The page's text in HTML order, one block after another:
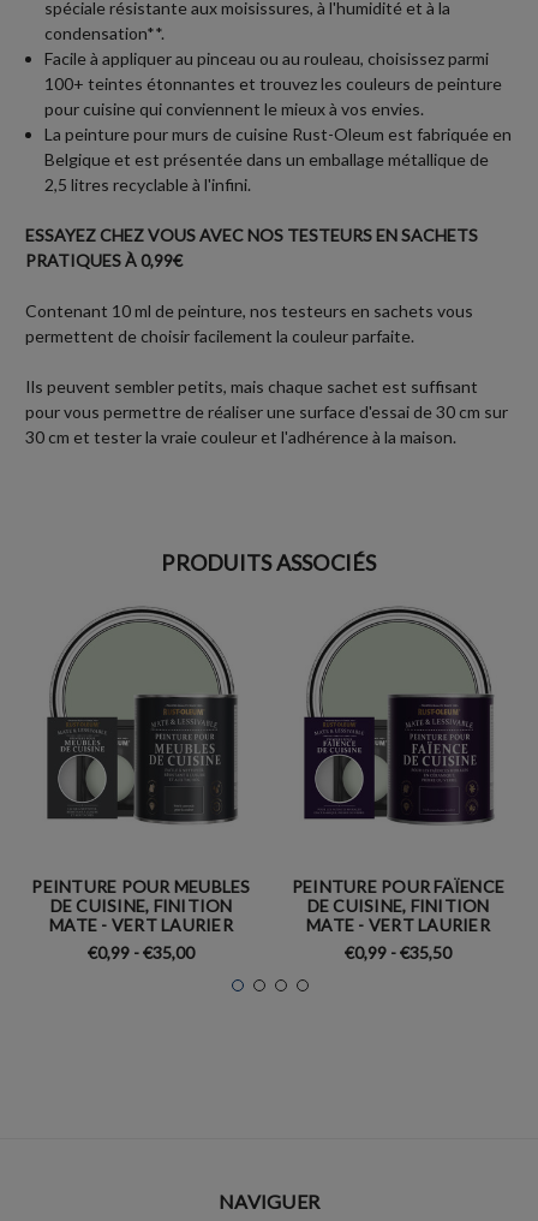
spéciale résistante aux moisissures, à l'humidité et à la
condensation**.
Facile à appliquer au pinceau ou au rouleau, choisissez parmi
100+ teintes étonnantes et trouvez les couleurs de peinture
pour cuisine qui conviennent le mieux à vos envies.
La peinture pour murs de cuisine Rust-Oleum est fabriquée en
Belgique et est présentée dans un emballage métallique de
2,5 litres recyclable à l'infini.
ESSAYEZ CHEZ VOUS AVEC NOS TESTEURS EN SACHETS
PRATIQUES À 0,99€
Contenant 10 ml de peinture, nos testeurs en sachets vous
permettent de choisir facilement la couleur parfaite.
Ils peuvent sembler petits, mais chaque sachet est suffisant
pour vous permettre de réaliser une surface d'essai de 30 cm sur
30 cm et tester la vraie couleur et l'adhérence à la maison.
PRODUITS ASSOCIÉS
PEINTURE POUR MEUBLES
DE CUISINE, FINITION
MATE - VERT LAURIER
€0,99 - €35,00
PEINTURE POUR FAÏENCE
DE CUISINE, FINITION
MATE - VERT LAURIER
€0,99 - €35,50
NAVIGUER